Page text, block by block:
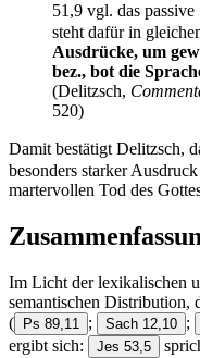
Ausdrücke, um
bez., bot die
(Delitzsch,
520)
besonders starker
martervollen Tod des
Im Licht der lexikalischen
semantischen Distribution,
( Ps 89,11 ; Sach 12,10 ;
ergibt sich:
Jes 53,5